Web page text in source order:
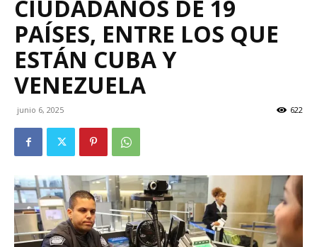
CIUDADANOS DE 19
PAÍSES, ENTRE LOS QUE
ESTÁN CUBA Y
VENEZUELA
junio 6, 2025 622